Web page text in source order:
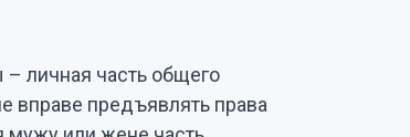
– личная часть общего
вправе предъявлять права